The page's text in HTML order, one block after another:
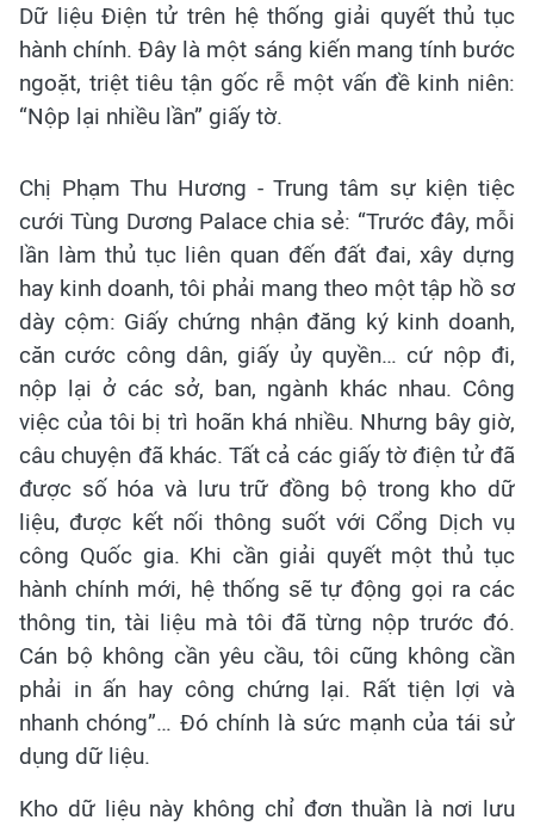
Dữ liệu Điện tử trên hệ thống giải quyết thủ tục
hành chính. Đây là một sáng kiến mang tính bước
ngoặt, triệt tiêu tận gốc rễ một vấn đề kinh niên:
“Nộp lại nhiều lần” giấy tờ.
Chị Phạm Thu Hương - Trung tâm sự kiện tiệc
cưới Tùng Dương Palace chia sẻ: “Trước đây, mỗi
lần làm thủ tục liên quan đến đất đai, xây dựng
hay kinh doanh, tôi phải mang theo một tập hồ sơ
dày cộm: Giấy chứng nhận đăng ký kinh doanh,
căn cước công dân, giấy ủy quyền… cứ nộp đi,
nộp lại ở các sở, ban, ngành khác nhau. Công
việc của tôi bị trì hoãn khá nhiều. Nhưng bây giờ,
câu chuyện đã khác. Tất cả các giấy tờ điện tử đã
được số hóa và lưu trữ đồng bộ trong kho dữ
liệu, được kết nối thông suốt với Cổng Dịch vụ
công Quốc gia. Khi cần giải quyết một thủ tục
hành chính mới, hệ thống sẽ tự động gọi ra các
thông tin, tài liệu mà tôi đã từng nộp trước đó.
Cán bộ không cần yêu cầu, tôi cũng không cần
phải in ấn hay công chứng lại. Rất tiện lợi và
nhanh chóng”… Đó chính là sức mạnh của tái sử
dụng dữ liệu.
Kho dữ liệu này không chỉ đơn thuần là nơi lưu